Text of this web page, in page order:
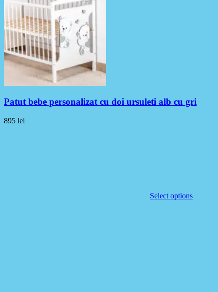
Patut bebe personalizat cu doi ursuleti alb cu gri
895 lei
Select options